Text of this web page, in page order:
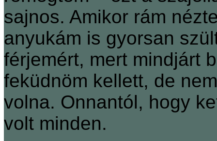
sajnos. Amikor rám
anyukám is gyorsan
férjemért, mert mindjárt
feküdnöm kellett, de
volna. Onnantól, hogy
volt minden.